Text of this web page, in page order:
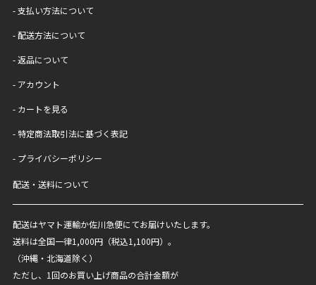
- 支払い方法について
- 配送方法について
- 返品について
- アカウント
- カートを見る
- 特定商法取引法に基づく表記
- プライバシーポリシー
配送・送料について
配送はヤマト運輸か佐川急便にてお届けいたします。
送料は全国一律1,000円（税込1,100円）。
（沖縄・北海道除く）
ただし、1回のお買い上げ商品の合計金額が